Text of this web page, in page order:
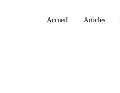
Accueil Articles